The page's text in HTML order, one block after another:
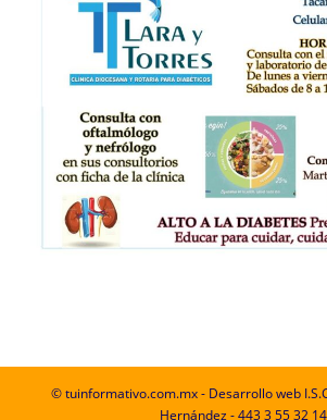
© tuinformativo.com.mx - Desarrollo web
Hernández - 443 3 55 32 14